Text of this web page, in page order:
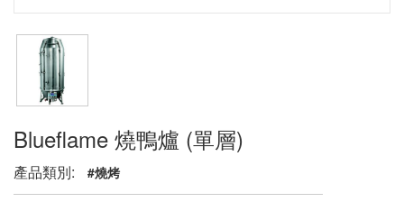
Blueflame 燒鴨爐 (單層)
產品類別: #燒烤